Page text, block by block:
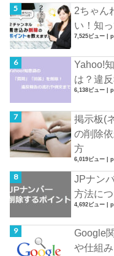
2ちゃん
い！知
7,525ビュー |
Yahoo!
は？違
6,138ビュー |
掲示板(
の削除
方
6,019ビュー |
JPナン
方法に
4,692ビュー |
Google
や仕組